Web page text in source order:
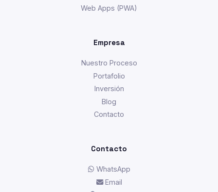
Web Apps (PWA)
Empresa
Nuestro Proceso
Portafolio
Inversión
Blog
Contacto
Contacto
WhatsApp
Email